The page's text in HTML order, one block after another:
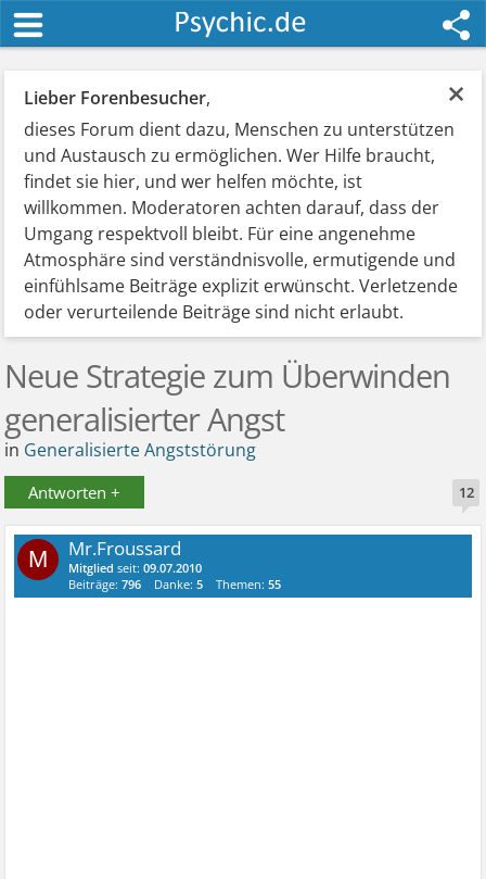
×
Lieber Forenbesucher,
dieses Forum dient dazu, Menschen zu unterstützen
und Austausch zu ermöglichen. Wer Hilfe braucht,
findet sie hier, und wer helfen möchte, ist
willkommen. Moderatoren achten darauf, dass der
Umgang respektvoll bleibt. Für eine angenehme
Atmosphäre sind verständnisvolle, ermutigende und
einfühlsame Beiträge explizit erwünscht. Verletzende
oder verurteilende Beiträge sind nicht erlaubt.
Neue Strategie zum Überwinden
generalisierter Angst
in Generalisierte Angststörung
Antworten + 12
M Mr.Froussard
Mitglied seit:09.07.2010
Beiträge:796 Danke:5 Themen:55